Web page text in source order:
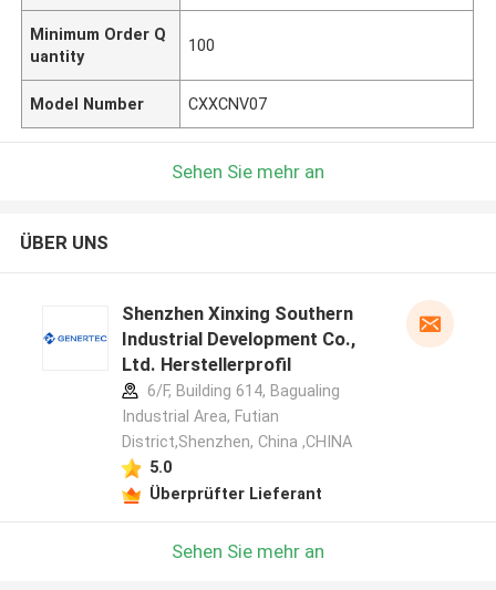
Minimum Order Q
uantity
100
Model Number CXXCNV07
Sehen Sie mehr an
ÜBER UNS
Shenzhen Xinxing Southern
Industrial Development Co.,
Ltd. Herstellerprofil
6/F, Building 614, Bagualing
Industrial Area, Futian
District,Shenzhen, China ,CHINA
5.0
Überprüfter Lieferant
Sehen Sie mehr an